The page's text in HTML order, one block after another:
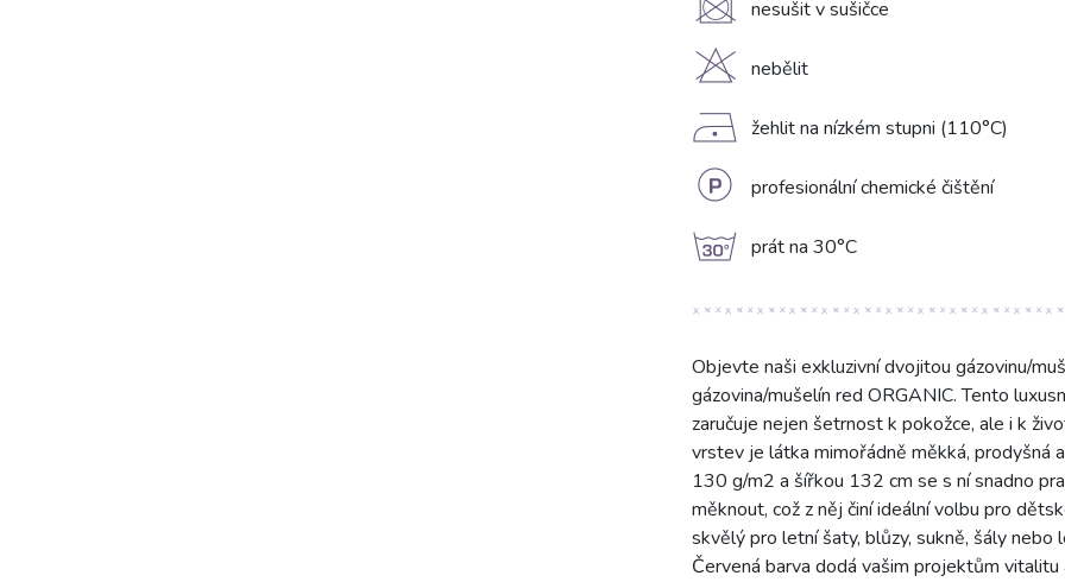
U nesušit v sušičce
H nebělit
D žehlit na nízkém stupni (110°C)
L profesionální chemické čištění
g prát na 30°C
Objevte naši exkluzivní dvojitou gázovinu/
gázovina/mušelín red ORGANIC. Tento
zaručuje nejen šetrnost k pokožce, ale i k
vrstev je látka mimořádně měkká, prodyšná
130 g/m2 a šířkou 132 cm se s ní snadno
měknout, což z něj činí ideální volbu pro
skvělý pro letní šaty, blůzy, sukně, šály
Červená barva dodá vašim projektům vitalitu